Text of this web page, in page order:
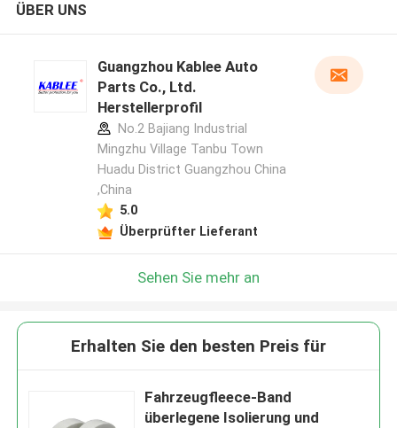
ÜBER UNS
Guangzhou Kablee Auto
Parts Co., Ltd.
Herstellerprofil
No.2 Bajiang Industrial
Mingzhu Village Tanbu Town
Huadu District Guangzhou China
,China
5.0
Überprüfter Lieferant
Sehen Sie mehr an
Erhalten Sie den besten Preis für
Fahrzeugfleece-Band
überlegene Isolierung und